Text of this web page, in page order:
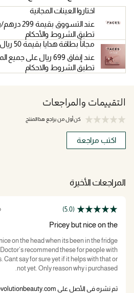
اختاروا العينات المجانية
عند التسووق
تطبق الشروط والأحكام
مجاناً بطاقة هدايا بقيمة 50 ريال
عند إنفاق 699 ريال على
تطبق الشروط والاحكام
التقييمات والمراجعات
كن أول من يراجع هذا المنتج
اكتب مراجعة
المراجعات الأخيرة
(5.0)
Pricey but nice on the
on the head when its been in the fridge
recommend these for people with
Cant say for sure yet if it helps with that or
not yet. Only reason why i purchased.
تم نشره في الأصل على revolutionbeauty.com